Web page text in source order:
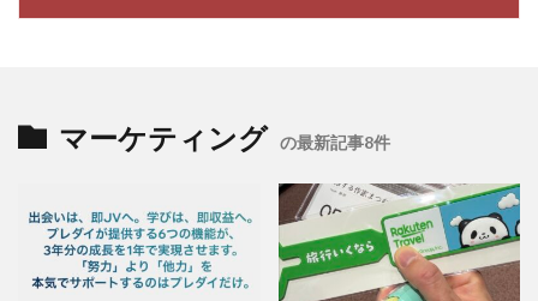
マーケティング の最新記事8件